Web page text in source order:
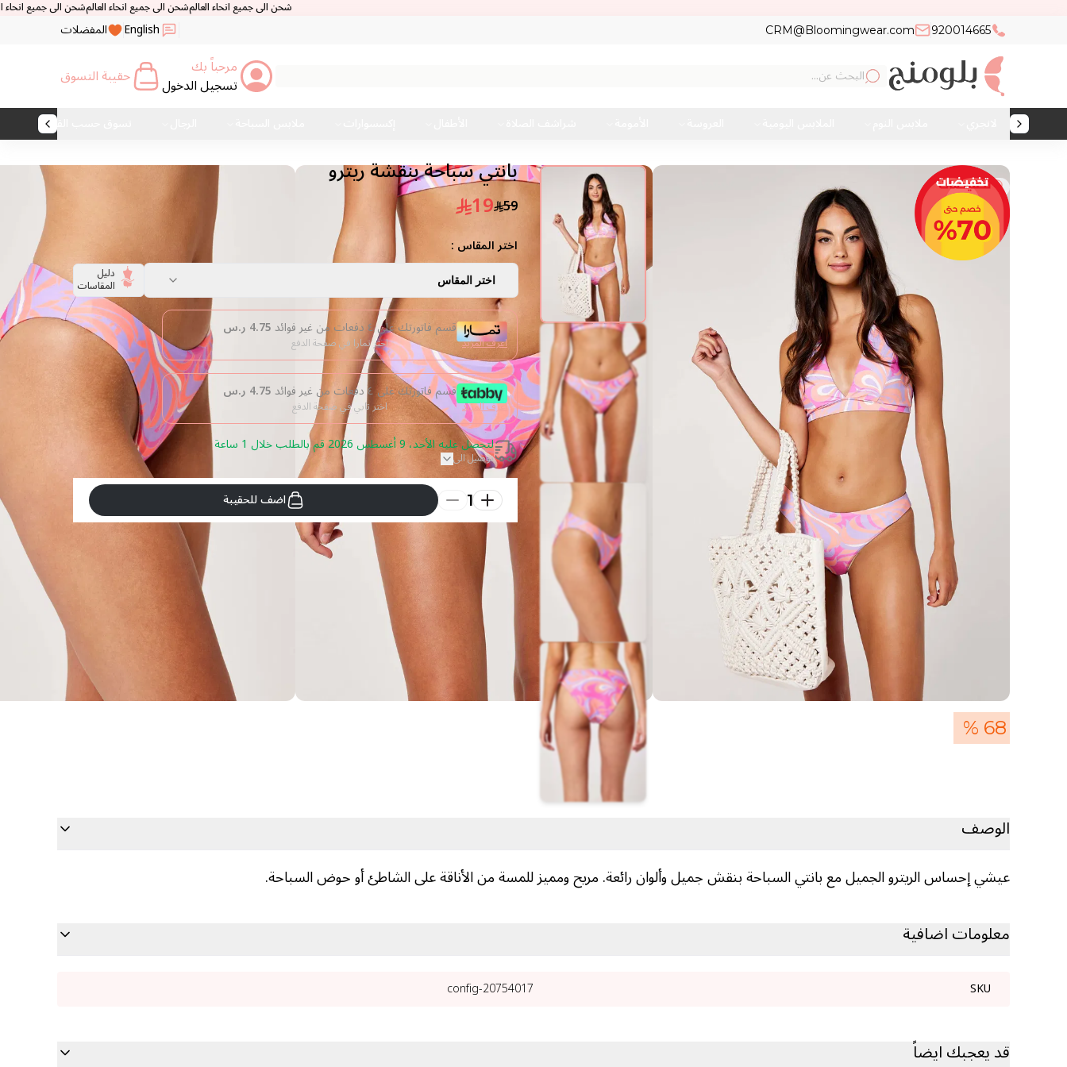
شحن الى جميع انحاء العالمشحن الى جميع انحاء العالمشحن الى جميع انحاء العالمشحن الى
920014665
CRM@Bloomingwear.com
English المفضلات
مرحباً بك
تسجيل الدخول حقيبة التسوق
تسوق حسب القماش
68 %
بانتي سباحة بنقشة ريترو
59
19
اختر المقاس :
اختر المقاس دليل
المقاسات
قسم فاتورتك على ٤ دفعات من غير فوائد 4.75 ر.س
اختر تمارا في صفحة الدفع اعرف المزيد
قسم فاتورتك على ٤ دفعات من غير فوائد 4.75 ر.س
اختر تابي في صفحة الدفع اعرف المزيد
لتحصل عليه الأحد، 9 أغسطس 2026 قم بالطلب خلال 1 ساعة
توصيل الى
1 اضف للحقيبة
الوصف
عيشي إحساس الريترو الجميل مع بانتي السباحة بنقش جميل وألوان رائعة. مريح ومميز للمسة من الأناقة على الشاطئ أو حوض السباحة.
معلومات اضافية
SKU
20754017-config
قد يعجبك ايضاً